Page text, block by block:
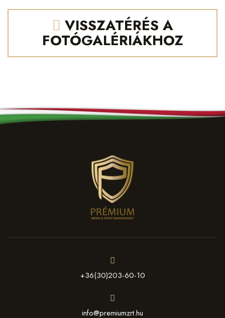
VISSZATÉRÉS A
FOTÓGALÉRIÁKHOZ
+36(30)203-60-10
info@premiumzrt.hu